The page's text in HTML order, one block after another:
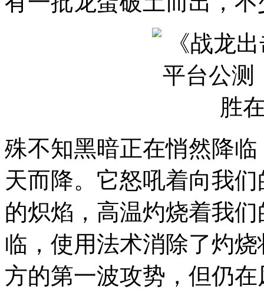
殊不知黑暗正在悄然降
天而降。它怒吼着向我
的炽焰，高温灼烧着我
临，使用法术消除了灼
方的第一波攻势，但仍